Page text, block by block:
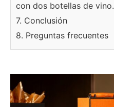
con dos botellas de vino.
7. Conclusión
8. Preguntas frecuentes